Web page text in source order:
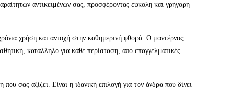
αντικειμένων σας, προσφέροντας εύκολη και γρήγορη
χρήση και αντοχή στην καθημερινή φθορά. Ο μοντέρνος
κατάλληλο για κάθε περίσταση, από επαγγελματικές
σας αξίζει. Είναι η ιδανική επιλογή για τον άνδρα που δίνει